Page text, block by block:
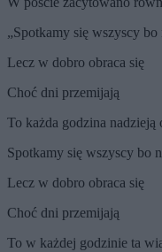
„Spotkamy się wszyscy
Lecz w dobro obraca się
Choć dni przemijają
To każda godzina nadzieją
Spotkamy się wszyscy bo
Lecz w dobro obraca się
Choć dni przemijają
To w każdej godzinie ta